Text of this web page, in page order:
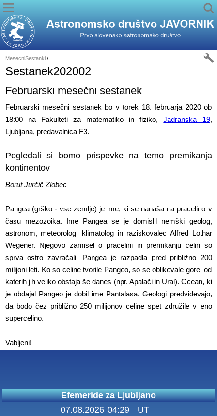
MesecniSestanki/
Sestanek202002
Februarski mesečni sestanek
Februarski mesečni sestanek bo v torek 18. februarja 2020 ob
18:00 na Fakulteti za matematiko in fiziko,Jadranska 19,
Ljubljana, predavalnica F3.
Pogledali si bomo prispevke na temo premikanja
kontinentov
Borut Jurčič Zlobec
Pangea (grško - vse zemlje) je ime, ki se nanaša na pracelino v
času mezozoika. Ime Pangea se je domislil nemški geolog,
astronom, meteorolog, klimatolog in raziskovalec Alfred Lothar
Wegener. Njegovo zamisel o pracelini in premikanju celin so
sprva ostro zavračali. Pangea je razpadla pred približno 200
milijoni leti. Ko so celine tvorile Pangeo, so se oblikovale gore, od
katerih jih veliko obstaja še danes (npr. Apalači in Ural). Ocean, ki
je obdajal Pangeo je dobil ime Pantalasa. Geologi predvidevajo,
da bodo čez približno 250 milijonov celine spet združile v eno
supercelino.
Vabljeni!
Efemeride za Ljubljano
07.08.2026 04:29
UT